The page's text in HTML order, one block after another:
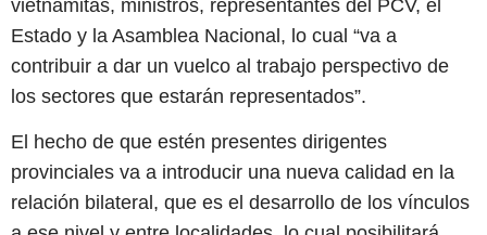
vietnamitas, ministros, representantes del PCV, el
Estado y la Asamblea Nacional, lo cual “va a
contribuir a dar un vuelco al trabajo perspectivo de
los sectores que estarán representados”.
El hecho de que estén presentes dirigentes
provinciales va a introducir una nueva calidad en la
relación bilateral, que es el desarrollo de los vínculos